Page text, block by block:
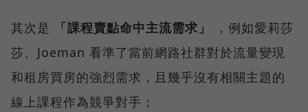
其次是 「課程賣點命中主流需求」
，例如愛莉莎
莎、Joeman 看準了當前網路社群對於流量變現
和租房買房的強烈需求，且幾乎沒有相關主題的
線上課程作為競爭對手；